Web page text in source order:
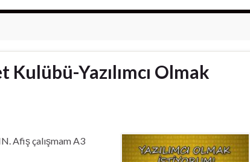
Yazılımcı Olmak
Afiş çalışmam A3